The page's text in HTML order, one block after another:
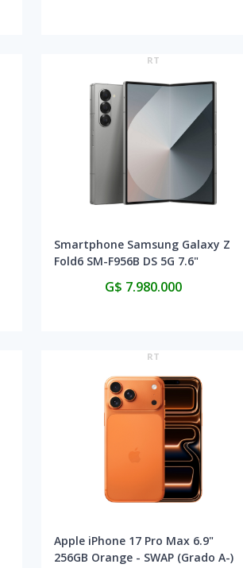
RT
Smartphone Samsung Galaxy Z
Fold6 SM-F956B DS 5G 7.6"
(Homologado)G$ 7.980.000
RT
Apple iPhone 17 Pro Max 6.9"
256GB Orange - SWAP (Grado A-)